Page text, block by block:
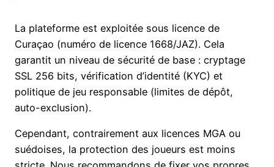
La plateforme est exploitée sous licence de
Curaçao (numéro de licence 1668/JAZ). Cela
garantit un niveau de sécurité de base : cryptage
SSL 256 bits, vérification d’identité (KYC) et
politique de jeu responsable (limites de dépôt,
auto-exclusion).
Cependant, contrairement aux licences MGA ou
suédoises, la protection des joueurs est moins